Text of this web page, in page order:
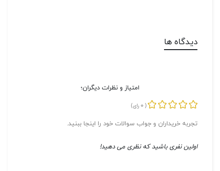
دیدگاه ها
امتیاز و نظرات دیگران؛
(
0 رای)
تجربه خریداران و جواب سوالات خود را اینجا ببنید.
اولین نفری باشید که نظری می دهید!